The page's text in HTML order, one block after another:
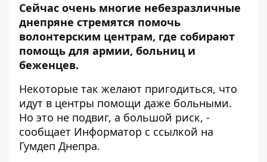
Сейчас очень многие небезразличные
днепряне стремятся помочь
волонтерским центрам, где собирают
помощь для армии, больниц и
беженцев.
Некоторые так желают пригодиться, что
идут в центры помощи даже больными.
Но это не подвиг, а большой риск, -
сообщает Информатор с ссылкой на
Гумдеп Днепра.